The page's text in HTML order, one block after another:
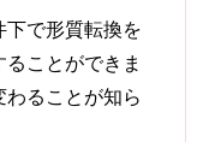
下で形質転換を
ことができま
ることが知ら